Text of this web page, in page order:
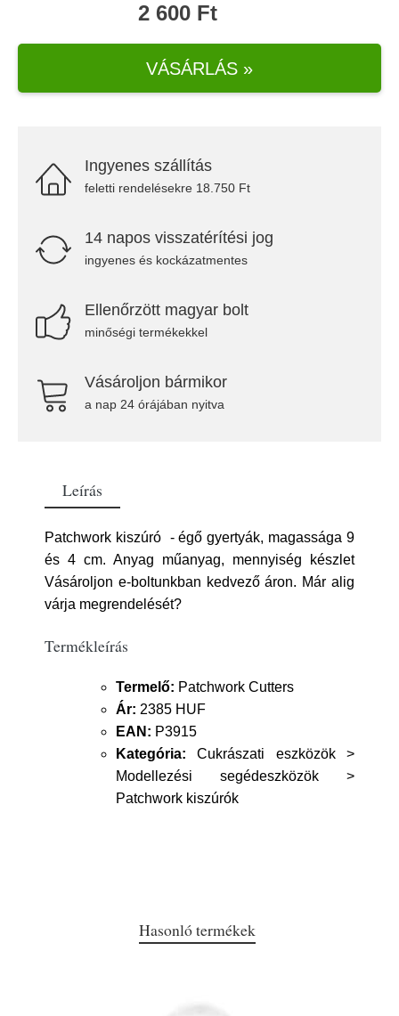
2 600 Ft
VÁSÁRLÁS »
Ingyenes szállítás
feletti rendelésekre 18.750 Ft
14 napos visszatérítési jog
ingyenes és kockázatmentes
Ellenőrzött magyar bolt
minőségi termékekkel
Vásároljon bármikor
a nap 24 órájában nyitva
Leírás
Patchwork kiszúró - égő gyertyák, magassága 9
és 4 cm. Anyag műanyag, mennyiség készlet
Vásároljon e-boltunkban kedvező áron. Már alig
várja megrendelését?
Termékleírás
Termelő: Patchwork Cutters
Ár: 2385 HUF
EAN: P3915
Kategória: Cukrászati eszközök >
Modellezési segédeszközök >
Patchwork kiszúrók
Hasonló termékek